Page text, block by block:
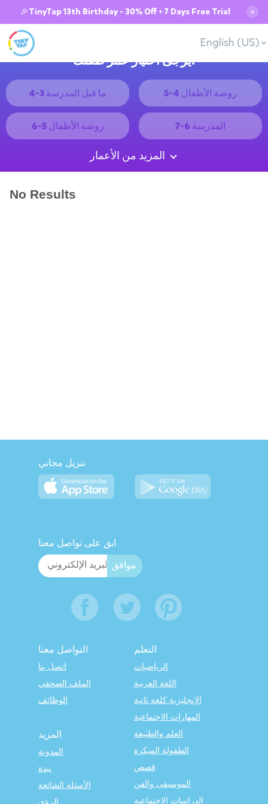
🎉TinyTap 13th Birthday - 30% Off + 7 Days Free Trial ✕
English (US)
يُرجى اختيار عمر طفلك:
ما قبل المدرسة 3-4 روضة الأطفال 4-5
روضة الأطفال 5-6 المدرسة 6-7
المزيد من الأعمار
No Results
تنزيل مجاني
ابق على تواصل معنا
التواصل معنا
اتصل بنا
الملف الصحفي
الوظائف
التعلم
الرياضيات
اللغة العربية
الإنجليزية كلغة ثانية
المهارات الاجتماعية
العلم والطبيعة
الطفولة المبكرة
قصص
الموسيقى والفن
الدراسات الاجتماعية
المزيد
المدونة
نبذة
الأسئلة الشائعة
الرؤى